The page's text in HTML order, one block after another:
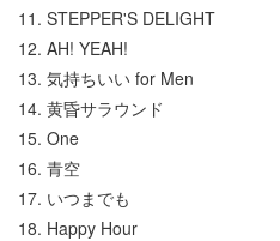
11. STEPPER'S DELIGHT
12. AH! YEAH!
13. 気持ちいい for Men
14. 黄昏サラウンド
15. One
16. 青空
17. いつまでも
18. Happy Hour